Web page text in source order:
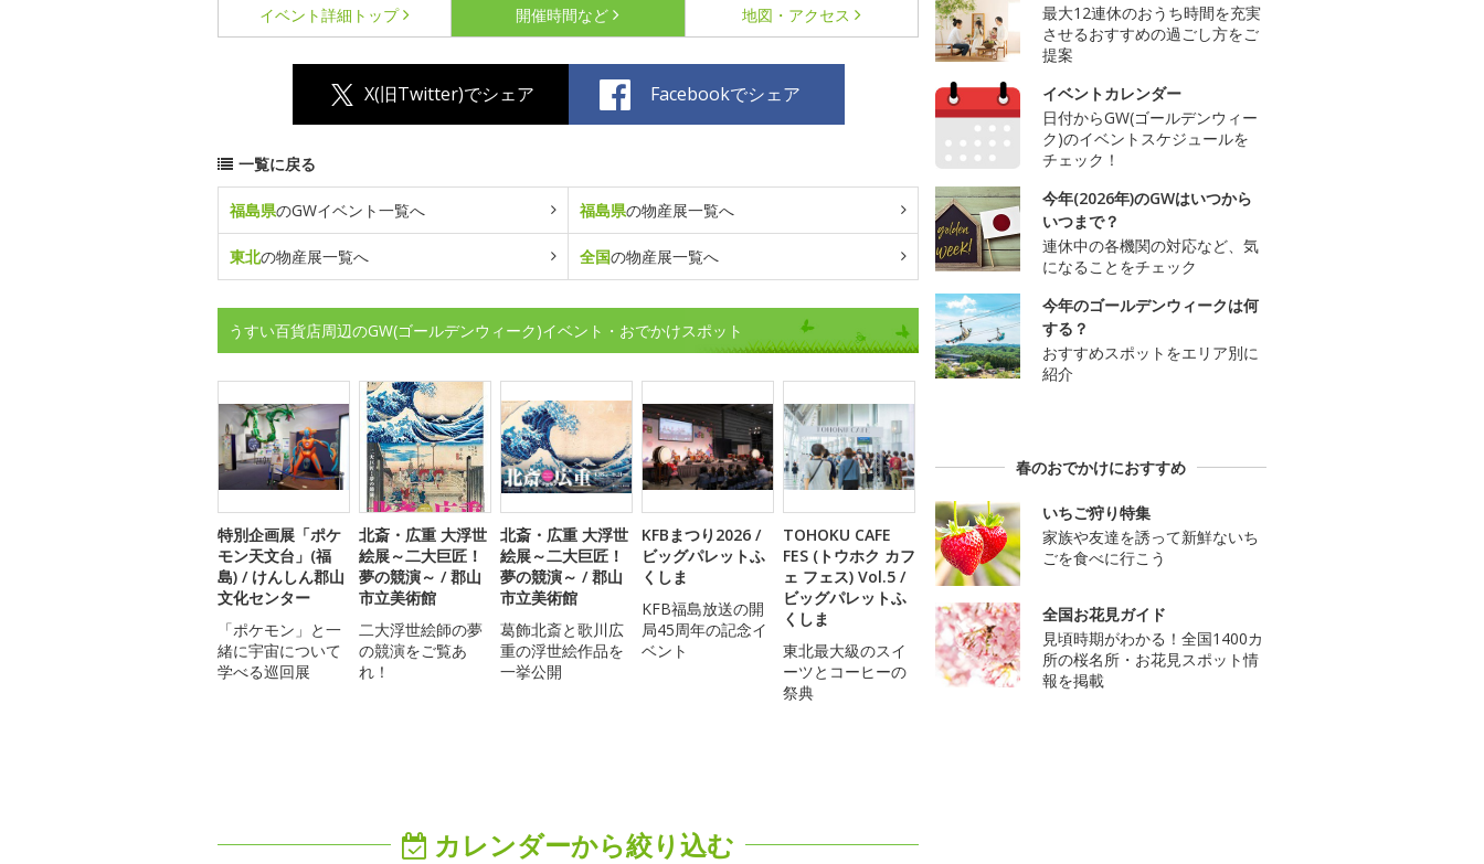
イベント詳細 トップ 開催時間など 地図・アクセス
X(旧Twitter)でシェア Facebookでシェア
一覧に戻る
福島県のGWイベント一覧へ 福島県の物産展一覧へ
東北の物産展一覧へ 全国の物産展一覧へ
うすい百貨店周辺のGW(ゴールデンウィーク)イベント・おでかけスポット
特別企画展「ポケ
モン天文台」(福
島) / けんしん郡山
文化センター
「ポケモン」と一
緒に宇宙について
学べる巡回展
北斎・広重 大浮世
絵展～二大巨匠！
夢の競演～ / 郡山
市立美術館
二大浮世絵師の夢
の競演をご覧あ
れ！
北斎・広重 大浮世
絵展～二大巨匠！
夢の競演～ / 郡山
市立美術館
葛飾北斎と歌川広
重の浮世絵作品を
一挙公開
KFBまつり2026 /
ビッグパレットふ
くしま
KFB福島放送の開
局45周年の記念イ
ベント
TOHOKU CAFE
FES (トウホク カフ
ェ フェス) Vol.5 /
ビッグパレットふ
くしま
東北最大級のスイ
ーツとコーヒーの
祭典
カレンダーから絞り込む
最大12連休のおうち時間を充実
させるおすすめの過ごし方をご
提案
イベントカレンダー
日付からGW(ゴールデンウィー
ク)のイベントスケジュールを
チェック！
今年(2026年)のGWはいつから
いつまで？
連休中の各機関の対応など、気
になることをチェック
今年のゴールデンウィークは何
する？
おすすめスポットをエリア別に
紹介
春のおでかけにおすすめ
いちご狩り特集
家族や友達を誘って新鮮ないち
ごを食べに行こう
全国お花見ガイド
見頃時期がわかる！全国1400カ
所の桜名所・お花見スポット情
報を掲載